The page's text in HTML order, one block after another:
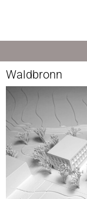
Wettbewerb
Waldbronn